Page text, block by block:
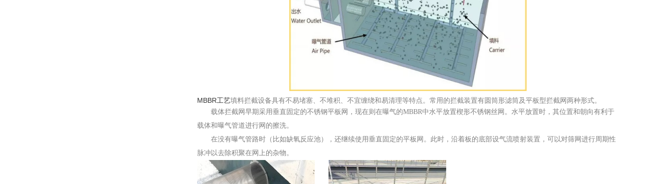
MBBR工艺填料拦截设备具有不易堵塞、不堆积、不宜缠绕和易清理等特点。常用的拦截装置有圆筒形滤筒及平板型拦截网两种形式。
载体拦截网早期采用垂直固定的不锈钢平板网，现在则在曝气的MBBR中水平放置楔形不锈钢丝网。水平放置时，其位置和朝向有利于
载体和曝气管道进行网的擦洗。
在没有曝气管路时（比如缺氧反应池），还继续使用垂直固定的平板网。此时，沿着板的底部设气流喷射装置，可以对筛网进行周期性
脉冲以去除积聚在网上的杂物。